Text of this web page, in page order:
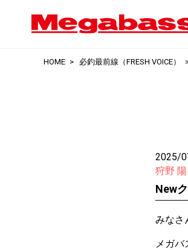
HOME 必釣最前線（FRESH VOICE）
2025/
狩野 陽
New
みなさ
メガバ